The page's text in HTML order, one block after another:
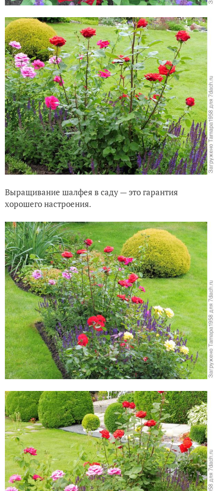
Выращивание шалфея в саду — это гарантия
хорошего настроения.